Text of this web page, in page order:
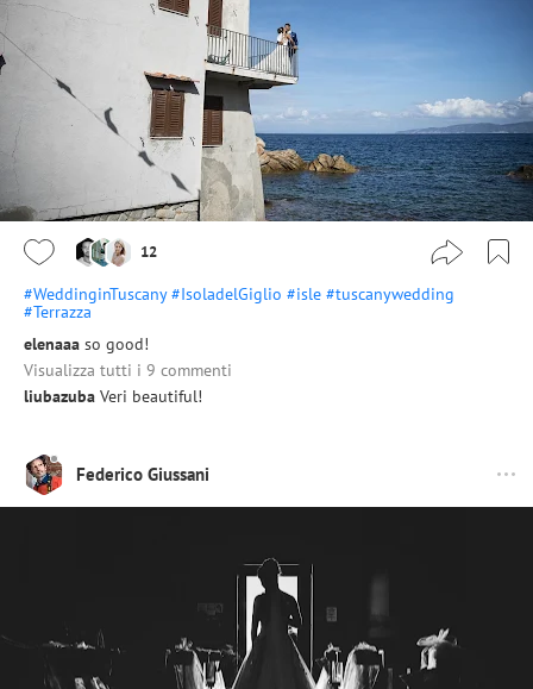
12
#WeddinginTuscany #IsoladelGiglio #isle #tuscanywedding
#Terrazza
elenaaa so good!
Visualizza tutti i 9 commenti
liubazuba Veri beautiful!
Federico Giussani